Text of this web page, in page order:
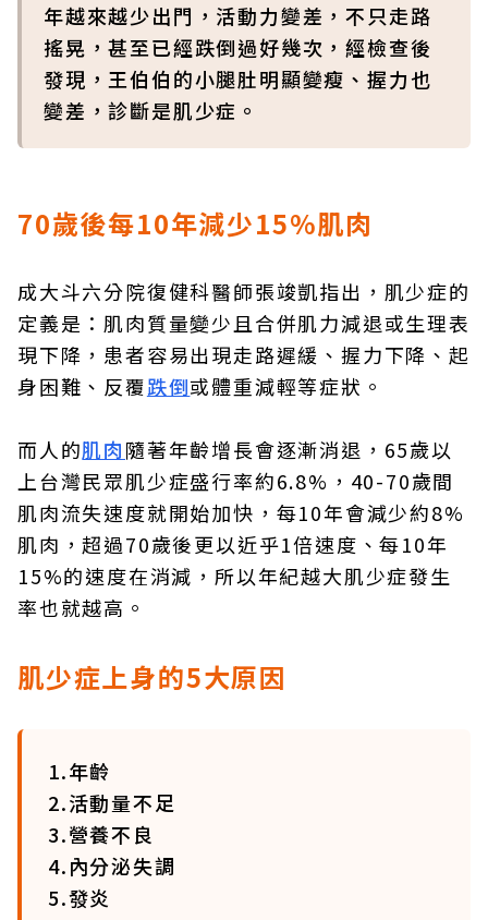
年越來越少出門，活動力變差，不只走路
搖晃，甚至已經跌倒過好幾次，經檢查後
發現，王伯伯的小腿肚明顯變瘦、握力也
變差，診斷是肌少症。
70歲後每10年減少15%肌肉
成大斗六分院復健科醫師張竣凱指出，肌少症的
定義是：肌肉質量變少且合併肌力減退或生理表
現下降，患者容易出現走路遲緩、握力下降、起
身困難、反覆跌倒或體重減輕等症狀。
而人的肌肉隨著年齡增長會逐漸消退，65歲以
上台灣民眾肌少症盛行率約6.8%，40-70歲間
肌肉流失速度就開始加快，每10年會減少約8%
肌肉，超過70歲後更以近乎1倍速度、每10年
15%的速度在消減，所以年紀越大肌少症發生
率也就越高。
肌少症上身的5大原因
1.年齡
2.活動量不足
3.營養不良
4.內分泌失調
5.發炎